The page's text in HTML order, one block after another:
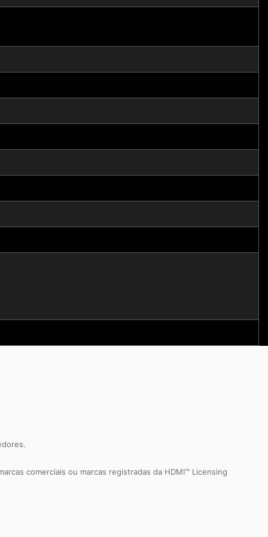
comerciais ou marcas registradas da HDMI™ Licensing